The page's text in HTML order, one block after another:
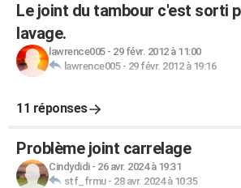
Le joint du tambour c'est sorti
lavage.
lawrence005- 29 févr. 2012 à 11:00
lawrence005- 29 févr. 2012 à 19:16
11 réponses
Problème joint carrelage
Cindydidi- 26 avr. 2024 à 19:31
stf_frmu- 28 avr. 2024 à 10:35